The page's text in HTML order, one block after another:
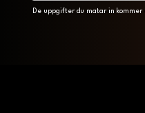
De uppgifter du matar in